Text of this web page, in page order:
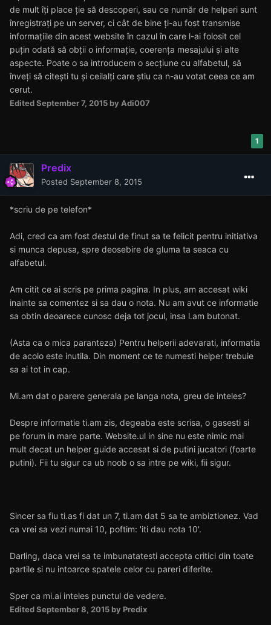
de mult îți place ție să descoperi, sau ce număr de helperi sunt
înregistrați pe un server, ci cât de bine ți-au fost transmise
informațiile din acest website în cazul în care l-ai folosit cel
puțin odată să obții o informație, coerența mesajului și alte
aspecte. Poate o sa introducem o secțiune cu alfabetul, să
înveți să citești tu și ceilalți care știu ca n-au votat ceea ce am
cerut.
EditedSeptember 7, 2015 by Adi007
1
Predix
Posted September 8, 2015
*scriu de pe telefon*
Adi, cred ca am fost destul de finut sa te felicit pentru initiativa
si munca depusa, spre deosebire de gluma ta seaca cu
alfabetul.
Am citit ce ai scris pe prima pagina. In plus, am accesat wiki
inainte sa comentez si sa dau o nota. Nu am avut ce informatie
sa obtin deoarece cunosc deja tot jocul, insa l.am butonat.
(Asta ca o mica paranteza) Pentru helperii adevarati, informatia
de acolo este inutila. Din moment ce te numesti helper trebuie
sa ai tot in cap.
Mi.am dat o parere generala pe langa nota, greu de inteles?
Despre informatie ti.am zis, degeaba este scrisa, o gasesti si
pe forum in mare parte. Website.ul in sine nu este nimic mai
mult decat un helper guide accesat si de putini jucatori (foarte
putini). Fii tu sigur ca ub noob o sa intre pe wiki, fii sigur.
Sincer sa fiu ti.as fi dat un 7, ti.am dat 5 sa te ambiztionez. Vad
ca vrei sa vezi numai 10, poftim: 'iti dau nota 10'.
Darling, daca vrei sa te imbunatatesti accepta critici din toate
partile si nu intoarce spatele celor cu pareri diferite.
Sper ca mi.ai inteles punctul de vedere.
EditedSeptember 8, 2015 by Predix